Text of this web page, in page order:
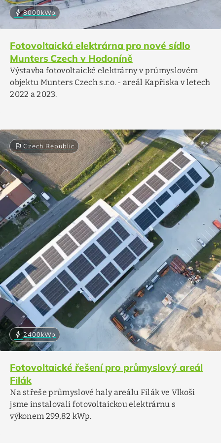
bolt8000kWp
Fotovoltaická elektrárna pro nové sídlo
Munters Czech v Hodoníně
Výstavba fotovoltaické elektrárny v průmyslovém
objektu Munters Czech s.r.o. - areál Kapřiska v letech
2022 a 2023.
flagCzech Republic
bolt2400kWp
Fotovoltaické řešení pro průmyslový areál
Filák
Na střeše průmyslové haly areálu Filák ve Vlkoši
jsme instalovali fotovoltaickou elektrárnu s
výkonem 299,82 kWp.